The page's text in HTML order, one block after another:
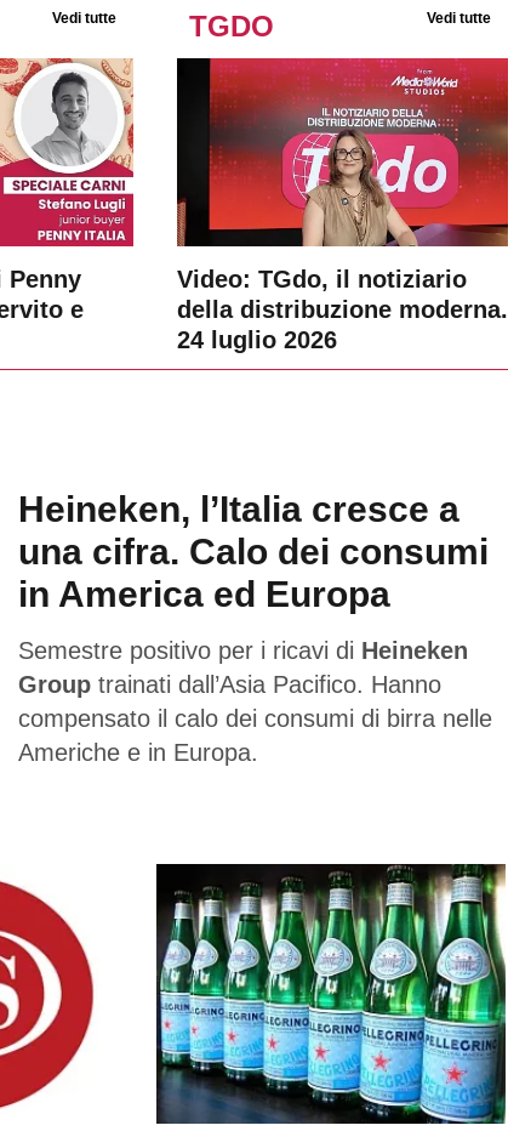
Vedi tutte
Penny
e
TGDO Vedi tutte
Video: TGdo, il notiziario
della distribuzione moderna.
24 luglio 2026
Heineken, l’Italia cresce a
una cifra. Calo dei consumi
in America ed Europa
Semestre positivo per i ricavi di Heineken
Group trainati dall’Asia Pacifico. Hanno
compensato il calo dei consumi di birra nelle
Americhe e in Europa.